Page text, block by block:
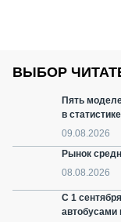
ВЫБОР
Пять
в
09.08.2026
Рынок
08.08.2026
С 1
автобусами